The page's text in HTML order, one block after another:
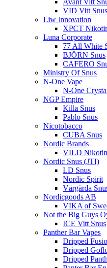
Avant Vitt
VID Vitt Snus
Liw Innovation
XPCT
Luna Corporate
77 All White
BJÖRN Snus
CAFERO
Ministry Of Snus
N-One Vape
N-One
NGP Empire
Killa Snus
Pablo Snus
Nicotobacco
CUBA Snus
Nordic Brands
VILD
Nordic Snus (JTI)
LD Snus
Nordic Spirit
Vårgårda
Nordicgoods AB
VIKA of
Not the Big Guys
ICE Vitt Snus
Panther Bar Vapes
Dripped
Dripped
Dripped